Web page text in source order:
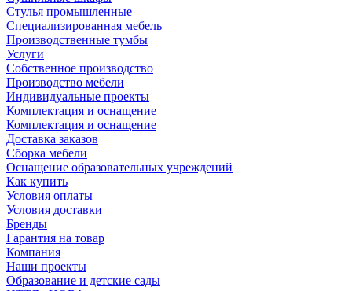
Стулья промышленные
Специализированная мебель
Производственные тумбы
Услуги
Собственное производство
Производство мебели
Индивидуальные проекты
Комплектация и оснащение
Комплектация и оснащение
Доставка заказов
Сборка мебели
Оснащение образовательных учреждений
Как купить
Условия оплаты
Условия доставки
Бренды
Гарантия на товар
Компания
Наши проекты
Образование и детские сады